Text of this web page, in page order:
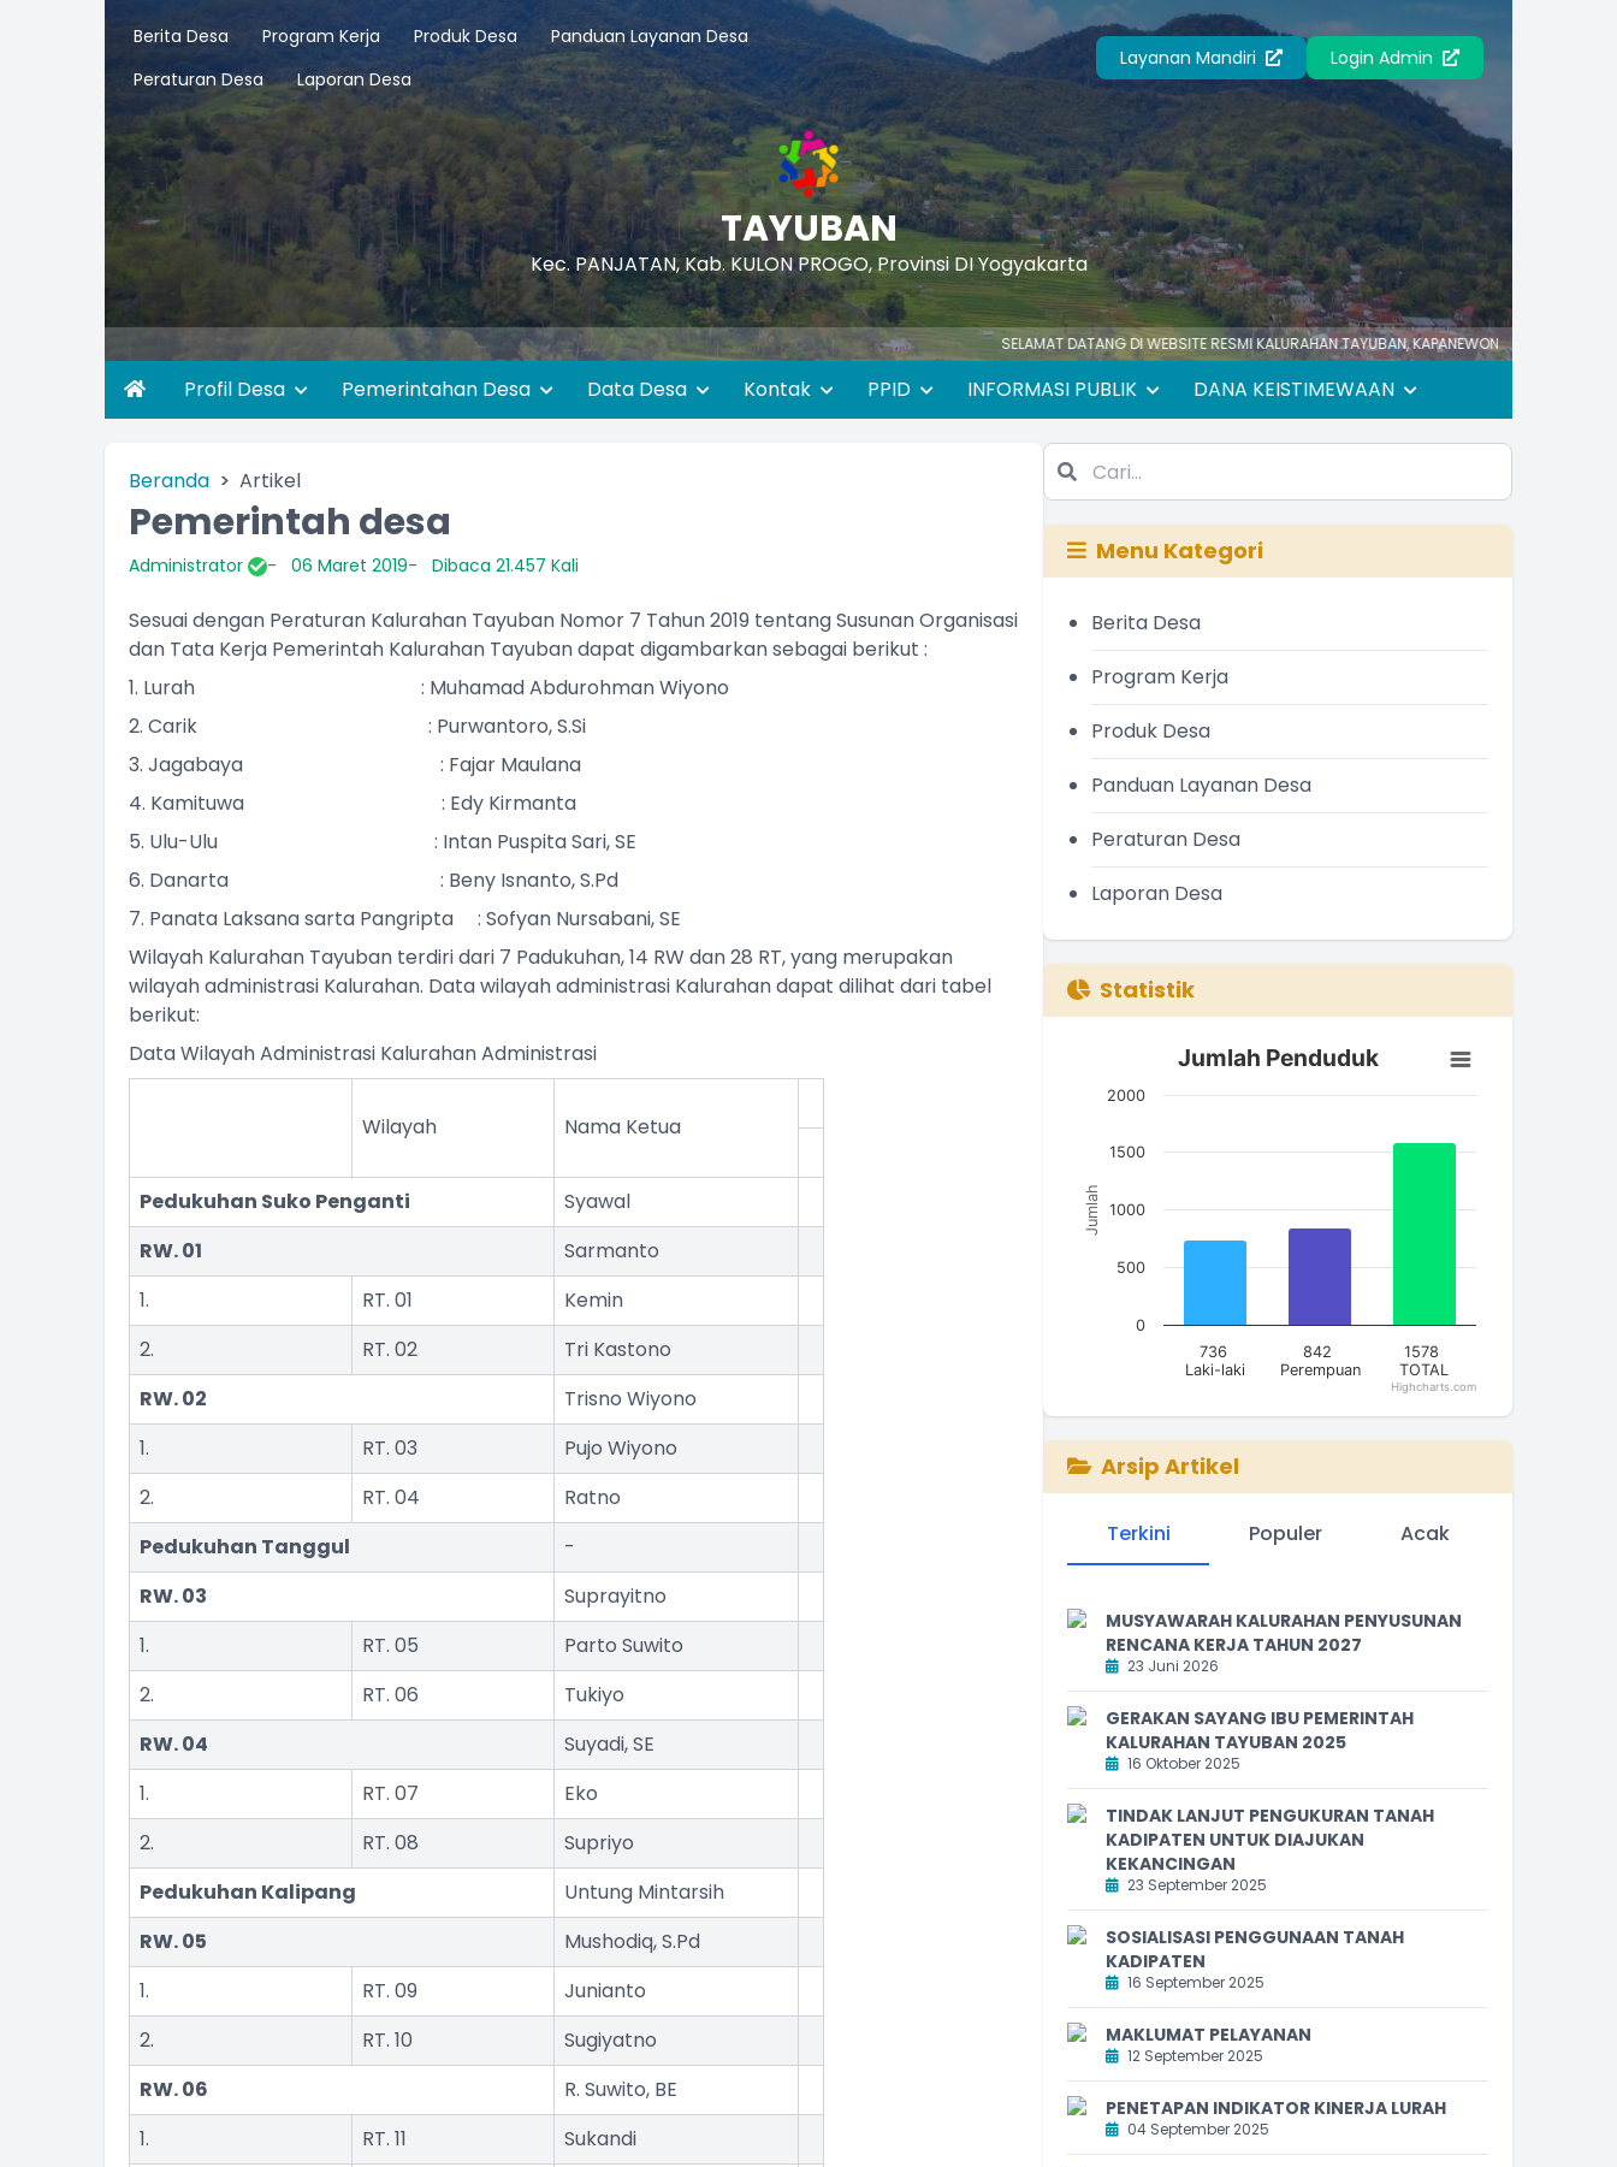
Berita Desa Program Kerja Produk Desa
Panduan Layanan Desa
Peraturan Desa
Laporan Desa
Layanan Mandiri Login Admin
TAYUBAN
Kec. PANJATAN, Kab. KULON PROGO, Provinsi DI Yogyakarta
SELAMAT DATANG DI WEBSITE RESMI KALURAHAN TAYUBAN, KAPANEWON PANJATAN, KABUPATEN
Profil Desa Pemerintahan Desa Data Desa Kontak PPID INFORMASI PUBLIK DANA KEISTIMEWAAN
Beranda Artikel
Pemerintah desa
Administrator 06 Maret 2019 Dibaca 21.457 Kali
Sesuai dengan Peraturan Kalurahan Tayuban Nomor 7 Tahun 2019 tentang Susunan Organisasi
dan Tata Kerja Pemerintah Kalurahan Tayuban dapat digambarkan sebagai berikut :
1. Lurah : Muhamad Abdurohman Wiyono
2. Carik : Purwantoro, S.Si
3. Jagabaya : Fajar Maulana
4. Kamituwa : Edy Kirmanta
5. Ulu-Ulu : Intan Puspita Sari, SE
6. Danarta : Beny Isnanto, S.Pd
7. Panata Laksana sarta Pangripta : Sofyan Nursabani, SE
Wilayah Kalurahan Tayuban terdiri dari 7 Padukuhan, 14 RW dan 28 RT, yang merupakan
wilayah administrasi Kalurahan. Data wilayah administrasi Kalurahan dapat dilihat dari tabel
berikut:
Data Wilayah Administrasi Kalurahan Administrasi
Wilayah Nama Ketua
Pedukuhan Suko Penganti
Syawal
RW. 01
Sarmanto
1.
RT. 01
Kemin
2.
RT. 02
Tri Kastono
RW. 02
Trisno Wiyono
1.
RT. 03
Pujo Wiyono
2.
RT. 04
Ratno
Pedukuhan Tanggul
-
RW. 03
Suprayitno
1.
RT. 05
Parto Suwito
2.
RT. 06
Tukiyo
RW. 04
Suyadi, SE
1.
RT. 07
Eko
2.
RT. 08
Supriyo
Pedukuhan Kalipang
Untung Mintarsih
RW. 05
Mushodiq, S.Pd
1.
RT. 09
Junianto
2.
RT. 10
Sugiyatno
RW. 06
R. Suwito, BE
1.
RT. 11
Sukandi
Menu Kategori
Berita Desa
Program Kerja
Produk Desa
Panduan Layanan Desa
Peraturan Desa
Laporan Desa
Statistik
Jumlah Penduduk
Bar chart with 3 bars.
The chart has 1 X axis displaying categories.
Jumlah
Jumlah Penduduk
736
Laki-laki
842
Perempuan
1578
TOTAL
0
500
1000
1500
2000
Highcharts.com
Arsip Artikel
Terkini Populer Acak
MUSYAWARAH KALURAHAN PENYUSUNAN
RENCANA KERJA TAHUN 2027
23 Juni 2026
GERAKAN SAYANG IBU PEMERINTAH
KALURAHAN TAYUBAN 2025
16 Oktober 2025
TINDAK LANJUT PENGUKURAN TANAH
KADIPATEN UNTUK DIAJUKAN
KEKANCINGAN
23 September 2025
SOSIALISASI PENGGUNAAN TANAH
KADIPATEN
16 September 2025
MAKLUMAT PELAYANAN
12 September 2025
PENETAPAN INDIKATOR KINERJA LURAH
04 September 2025